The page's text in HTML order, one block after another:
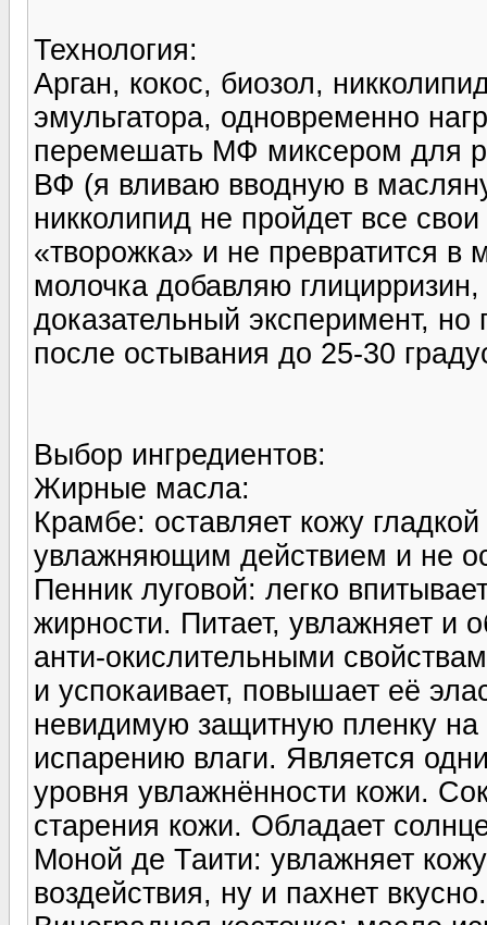
Технология:
Арган, кокос, биозол,
эмульгатора, одновременно
перемешать МФ миксером для
ВФ (я вливаю вводную в
никколипид не пройдет все
«творожка» и не превратится в
молочка добавляю
доказательный эксперимент, но
после остывания до 25-30
Выбор ингредиентов:
Жирные масла:
Крамбе: оставляет кожу
увлажняющим действием и не
Пенник луговой: легко
жирности. Питает, увлажняет и
анти-окислительными
и успокаивает, повышает её
невидимую защитную пленку на
испарению влаги. Является
уровня увлажнённости кожи.
старения кожи. Обладает
Моной де Таити: увлажняет
воздействия, ну и пахнет вкусно.